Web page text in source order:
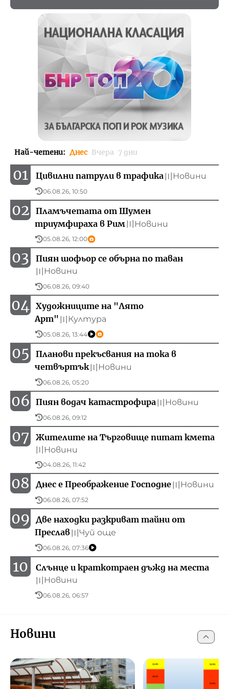
Най-четени: Днес Вчера 7 дни
01 Цивилни патрули в трафика 〣 Новини
06.08.26, 10:50
06 Пиян водач катастрофира 〣 Новини
06.08.26, 09:12
02
Пламъчетата от Шумен
триумфираха в Рим 〣 Новини
05.08.26, 12:00
07 Жителите на Търговище питат кмета
〣 Новини
04.08.26, 11:42
03 Пиян шофьор се обърна по таван
〣 Новини
06.08.26, 09:40
08 Днес е Преображение Господне〣 Новини
06.08.26, 07:52
04 Художниците на "Лято
Арт" 〣 Култура
05.08.26, 13:44
09
Две находки разкриват тайни от
Преслав〣 Чуй още
06.08.26, 07:36
05
Планови прекъсвания на тока в
четвъртък〣 Новини
06.08.26, 05:20
10 Слънце и краткотраен дъжд на места
〣 Новини
06.08.26, 06:57
Новини